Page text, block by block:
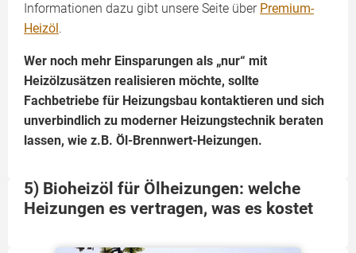
Informationen dazu gibt unsere Seite über Premium-
Heizöl .
Wer noch mehr Einsparungen als „nur“ mit
Heizölzusätzen realisieren möchte, sollte
Fachbetriebe für Heizungsbau kontaktieren und sich
unverbindlich zu moderner Heizungstechnik beraten
lassen, wie z.B. Öl-Brennwert-Heizungen.
5) Bioheizöl für Ölheizungen: welche
Heizungen es vertragen, was es kostet